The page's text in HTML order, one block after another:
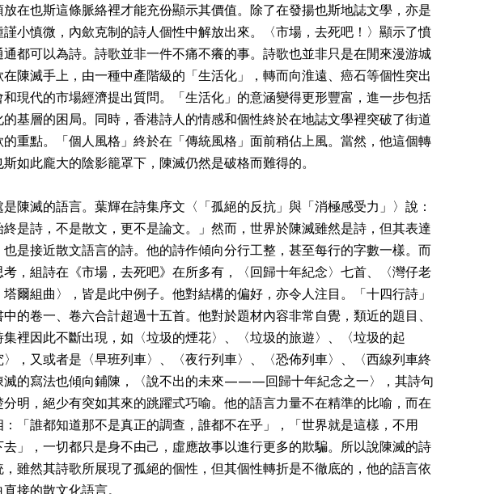
在也斯這條脈絡裡才能充份顯示其價值。除了在發揚也斯地誌文學，亦是
小慎微，內歛克制的詩人個性中解放出來。〈市場，去死吧！〉顯示了憤
都可以為詩。詩歌並非一件不痛不癢的事。詩歌也並非只是在閒來漫游城
陳滅手上，由一種中產階級的「生活化」，轉而向淮遠、癌石等個性突出
現代的市場經濟提出質問。「生活化」的意涵變得更形豐富，進一步包括
基層的困局。同時，香港詩人的情感和個性終於在地誌文學裡突破了街道
重點。「個人風格」終於在「傳統風格」面前稍佔上風。當然，他這個轉
如此龐大的陰影籠罩下，陳滅仍然是破格而難得的。
陳滅的語言。葉輝在詩集序文〈「孤絕的反抗」與「消極感受力」〉說：
終是詩，不是散文，更不是論文。」然而，世界於陳滅雖然是詩，但其表達
是接近散文語言的詩。他的詩作傾向分行工整，甚至每行的字數一樣。而
考，組詩在《市場，去死吧》在所多有，〈回歸十年紀念〉七首、〈灣仔老
爾組曲〉，皆是此中例子。他對結構的偏好，亦令人注目。「十四行詩」
的卷一、卷六合計超過十五首。他對於題材內容非常自覺，類近的題目、
裡因此不斷出現，如〈垃圾的煙花〉、〈垃圾的旅遊〉、〈垃圾的起
，又或者是〈早班列車〉、〈夜行列車〉、〈恐佈列車〉、〈西線列車終
滅的寫法也傾向鋪陳，〈說不出的未來———回歸十年紀念之一〉，其詩句
明，絕少有突如其來的跳躍式巧喻。他的語言力量不在精準的比喻，而在
「誰都知道那不是真正的調查，誰都不在乎」，「世界就是這樣，不用
去」，一切都只是身不由己，虛應故事以進行更多的欺騙。所以說陳滅的詩
雖然其詩歌所展現了孤絕的個性，但其個性轉折是不徹底的，他的語言依
接的散文化語言。